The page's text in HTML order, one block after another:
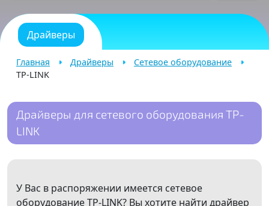
Драйверы
Главная Драйверы
Сетевое оборудование
TP-LINK
Драйверы для сетевого оборудования TP-
LINK
У Вас в распоряжении имеется сетевое
оборудование TP-LINK? Вы хотите найти драйвер